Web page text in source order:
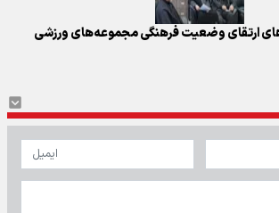
ارتقای وضعیت فرهنگی مجموعه‌های ورزشی